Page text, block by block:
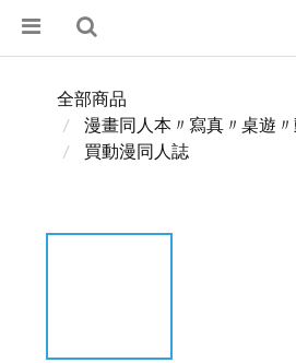
全部商品
漫畫同人本〃寫真〃桌遊
買動漫同人誌